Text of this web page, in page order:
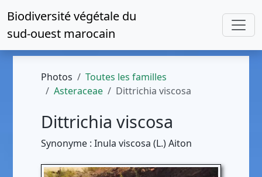
Biodiversité végétale du
sud-ouest marocain
Photos
Toutes les familles
Asteraceae
Dittrichia viscosa
Dittrichia viscosa
Synonyme : Inula viscosa (L.) Aiton